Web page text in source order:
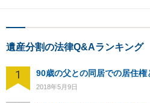
遺産分割の法律Q&Aランキング
1 90歳の父との同居での居住権
2018年5月9日